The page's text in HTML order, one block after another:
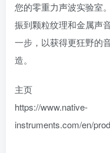
您的零重力声波实验室
振到颗粒纹理和金属声
一步，以获得更狂野的
造。
主页
https://www.native-
instruments.com/en/